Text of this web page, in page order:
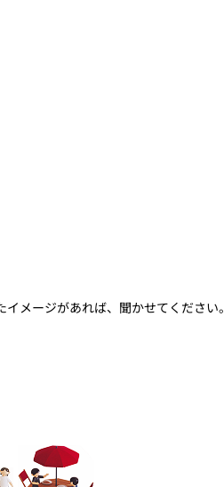
メージがあれば、聞かせてください。